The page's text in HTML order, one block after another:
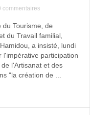
commentaires
du Tourisme, de
du Travail familial,
a insisté, lundi
l'impérative participation
l'Artisanat et des
"la création de ...